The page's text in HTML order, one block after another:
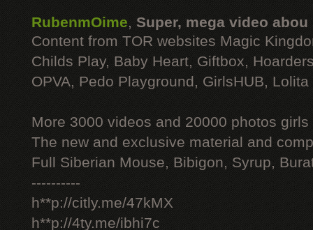
RubenmOime, Super, mega video abou
Content from TOR websites Magic
Childs Play, Baby Heart, Giftbox,
OPVA, Pedo Playground, GirlsHUB, Lolita
More 3000 videos and 20000 photos
The new and exclusive material and
Full Siberian Mouse, Bibigon, Syrup,
----------
h**p://citly.me/47kMX
h**p://4ty.me/ibhi7c